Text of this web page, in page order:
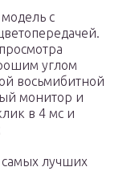
с
углом
восьмибитной
монитор и
в 4 мс и
лучших